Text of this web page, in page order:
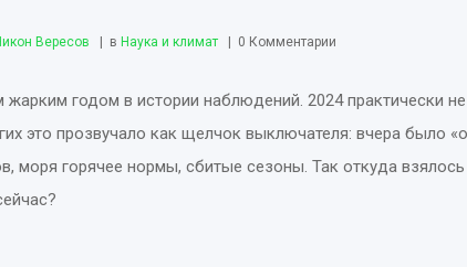
Вересов в Наука и климат 0 Комментарии
годом в истории наблюдений. 2024 практически
это прозвучало как щелчок выключателя: вчера было
моря горячее нормы, сбитые сезоны. Так откуда